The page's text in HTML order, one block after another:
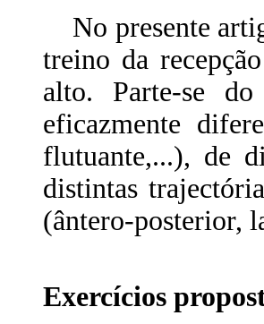
No presente
treino da
alto. Parte-se
eficazmente
flutuante,...), de
distintas
(ântero-posterior,
Exercícios